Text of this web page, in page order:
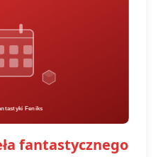
fantastycznego